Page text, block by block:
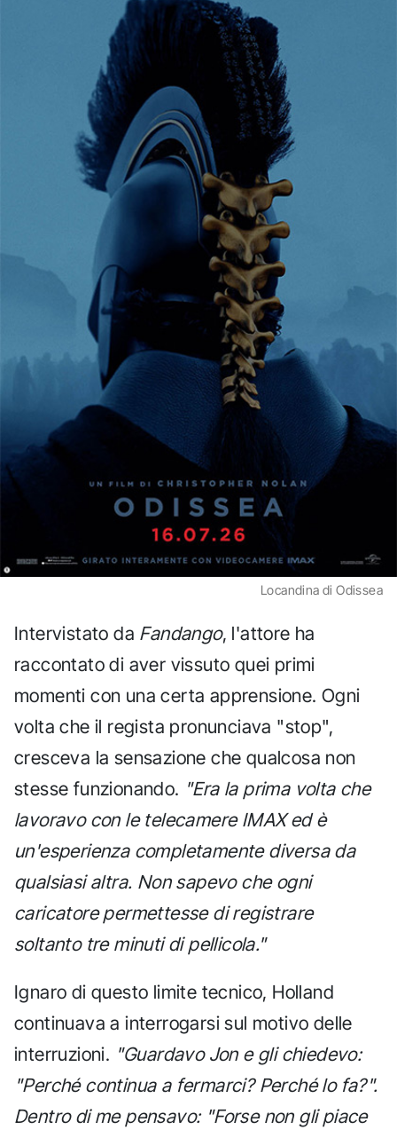
Locandina di Odissea
Intervistato da Fandango, l'attore ha
raccontato di aver vissuto quei primi
momenti con una certa apprensione. Ogni
volta che il regista pronunciava "stop",
cresceva la sensazione che qualcosa non
stesse funzionando. "Era la prima volta che
lavoravo con le telecamere IMAX ed è
un'esperienza completamente diversa da
qualsiasi altra. Non sapevo che ogni
caricatore permettesse di registrare
soltanto tre minuti di pellicola."
Ignaro di questo limite tecnico, Holland
continuava a interrogarsi sul motivo delle
interruzioni. "Guardavo Jon e gli chiedevo:
"Perché continua a fermarci? Perché lo fa?".
Dentro di me pensavo: "Forse non gli piace